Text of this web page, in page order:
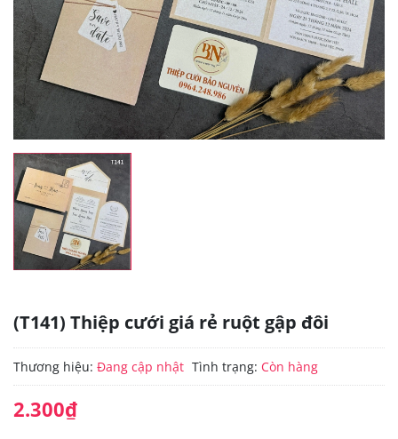
(T141) Thiệp cưới giá rẻ ruột gập đôi
Thương hiệu: Đang cập nhật Tình trạng: Còn hàng
2.300₫